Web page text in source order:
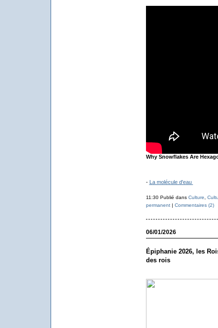
Why Snowflakes Are
- La molécule d'eau
11:30 Publié dans Culture
permanent| Commentaires (2)
06/01/2026
Épiphanie 2026, les
des rois